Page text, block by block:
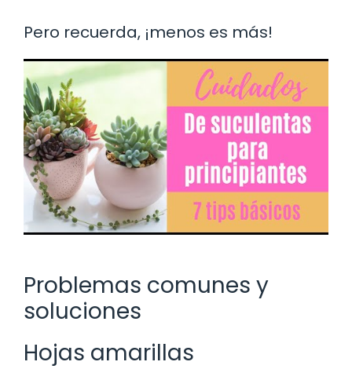
Pero recuerda, ¡menos es más!
Problemas comunes y
soluciones
Hojas amarillas